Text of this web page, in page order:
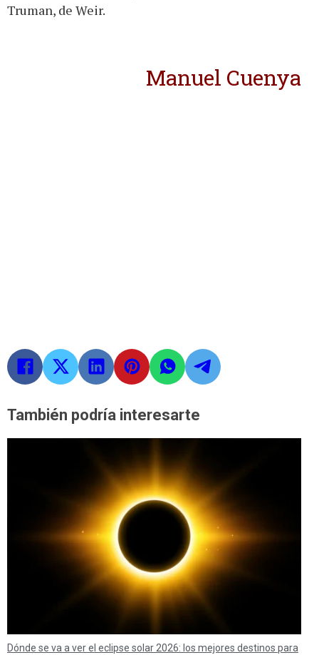
Truman, de Weir.
Manuel Cuenya
También podría interesarte
Dónde se va a ver el eclipse solar 2026: los mejores destinos para